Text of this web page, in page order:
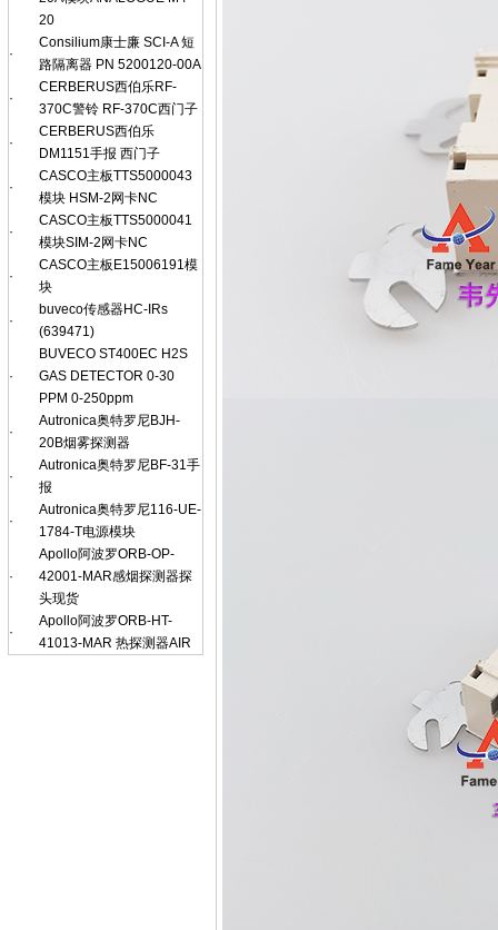
20
·
Consilium康士廉 SCI-A 短
路隔离器 PN 5200120-00A
·
CERBERUS西伯乐RF-
370C警铃 RF-370C西门子
·
CERBERUS西伯乐
DM1151手报 西门子
·
CASCO主板TTS5000043
模块 HSM-2网卡NC
·
CASCO主板TTS5000041
模块SIM-2网卡NC
·
CASCO主板E15006191模
块
·
buveco传感器HC-IRs
(639471)
·
BUVECO ST400EC H2S
GAS DETECTOR 0-30
PPM 0-250ppm
·
Autronica奥特罗尼BJH-
20B烟雾探测器
·
Autronica奥特罗尼BF-31手
报
·
Autronica奥特罗尼116-UE-
1784-T电源模块
·
Apollo阿波罗ORB-OP-
42001-MAR感烟探测器探
头现货
·
Apollo阿波罗ORB-HT-
41013-MAR 热探测器AIR